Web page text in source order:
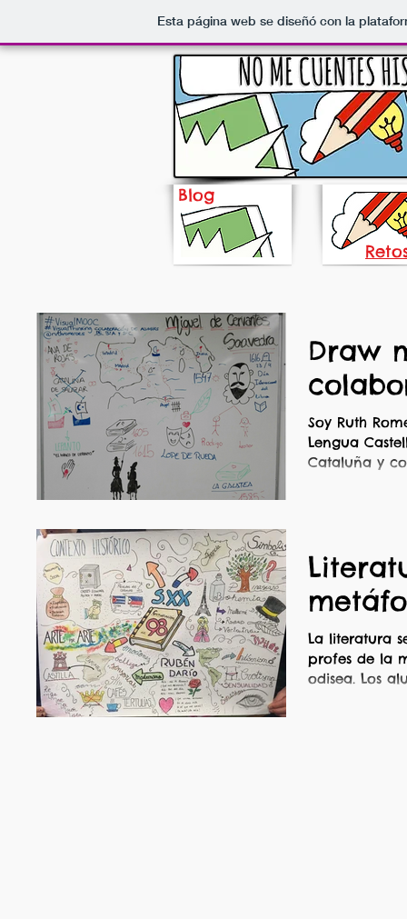
Esta página web se diseñó con la
Blog
Draw
Soy Ruth
Lengua
Cataluña y
La literatura
profes de la
odisea. Los